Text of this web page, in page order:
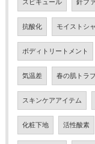
スピキュール 針フ
抗酸化 モイストシ
ボディトリートメント
気温差 春の肌トラ
スキンケアアイテム
化粧下地 活性酸素